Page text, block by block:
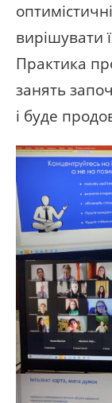
вирішувати
Практика
занять
і буде